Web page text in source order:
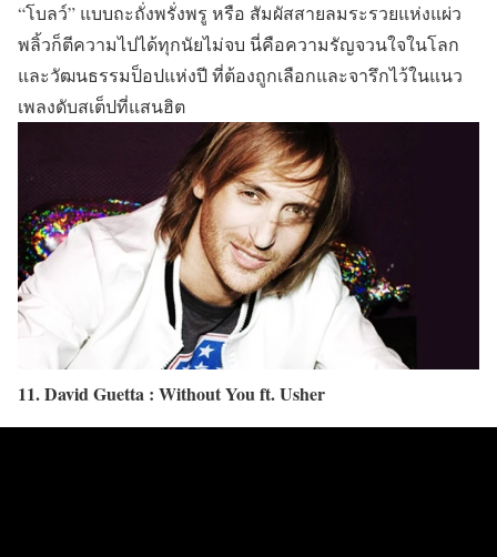
“โบลว์” แบบถะถั่งพรั่งพรู หรือ สัมผัสสายลมระรวยแห่งแผ่ว
พลิ้วก็ตีความไปได้ทุกนัยไม่จบ นี่คือความรัญจวนใจในโลก
และวัฒนธรรมป็อปแห่งปี ที่ต้องถูกเลือกและจารึกไว้ในแนว
เพลงดับสเต็ปที่แสนฮิต
11. David Guetta : Without You ft. Usher